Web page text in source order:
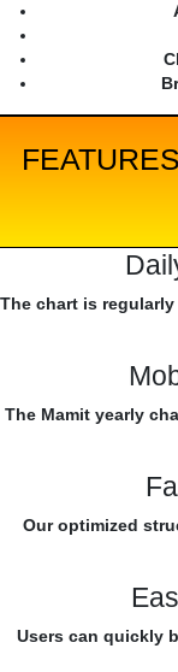
The chart is
The Mamit yearly
Our optimized
Users can quickly